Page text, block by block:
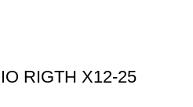
RIGTH X12-25